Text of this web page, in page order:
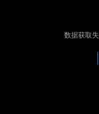
数据获取